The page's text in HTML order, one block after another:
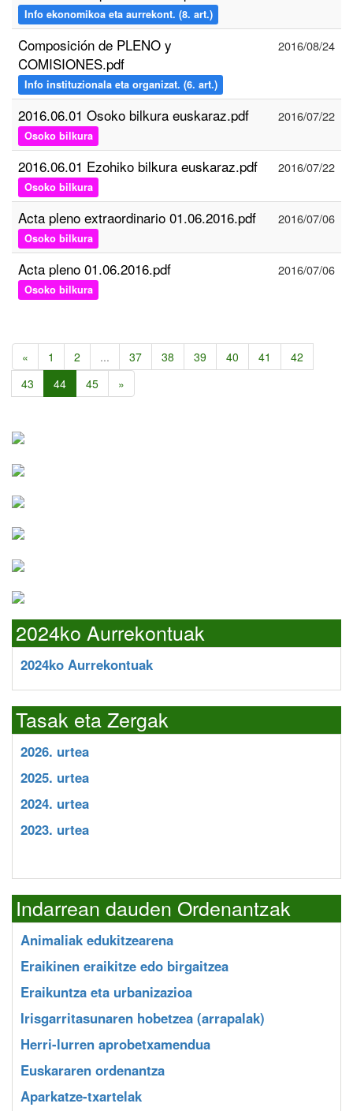
Info ekonomikoa eta aurrekont. (8. art.)
Composición de PLENO y
COMISIONES.pdf
Info instituzionala eta organizat. (6. art.)
2016/08/24
2016.06.01 Osoko bilkura euskaraz.pdf
Osoko bilkura
2016/07/22
2016.06.01 Ezohiko bilkura euskaraz.pdf
Osoko bilkura
2016/07/22
Acta pleno extraordinario 01.06.2016.pdf
Osoko bilkura
2016/07/06
Acta pleno 01.06.2016.pdf
Osoko bilkura
2016/07/06
« 1 2 ... 37 38 39 40 41
42
43
44 45 »
2024ko Aurrekontuak
2024ko Aurrekontuak
Tasak eta Zergak
2026. urtea
2025. urtea
2024. urtea
2023. urtea
Indarrean dauden Ordenantzak
Animaliak edukitzearena
Eraikinen eraikitze edo birgaitzea
Eraikuntza eta urbanizazioa
Irisgarritasunaren hobetzea (arrapalak)
Herri-lurren aprobetxamendua
Euskararen ordenantza
Aparkatze-txartelak